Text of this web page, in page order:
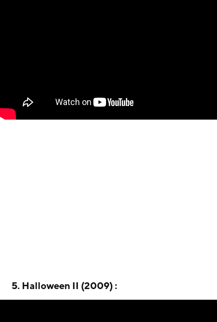
5. Halloween II (2009) :